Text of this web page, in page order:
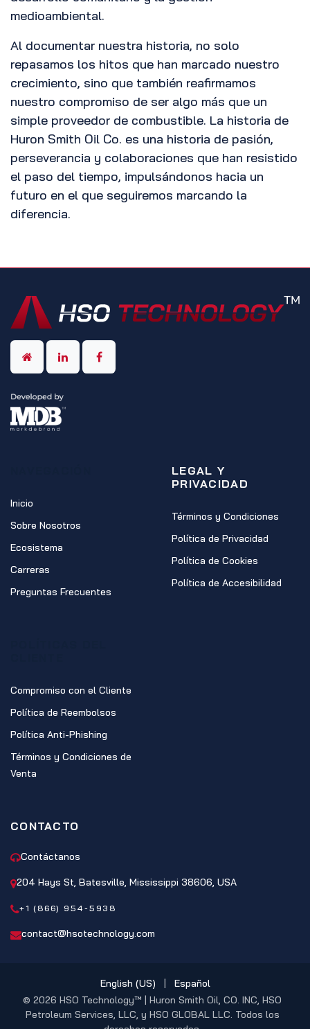
medioambiental.
Al documentar nuestra historia, no solo
repasamos los hitos que han marcado nuestro
crecimiento, sino que también reafirmamos
nuestro compromiso de ser algo más que un
simple proveedor de combustible. La historia de
Huron Smith Oil Co. es una historia de pasión,
perseverancia y colaboraciones que han resistido
el paso del tiempo, impulsándonos hacia un
futuro en el que seguiremos marcando la
diferencia.
Inicio
Sobre Nosotros
Ecosistema
Carreras
Preguntas Frecuentes
LEGAL Y
PRIVACIDAD
Términos y Condiciones
Política de Privacidad
Política de Cookies
Política de Accesibilidad
Compromiso con el Cliente
Política de Reembolsos
Política Anti-Phishing
Términos y Condiciones de
Venta
CONTACTO
Contáctanos
204 Hays St, Batesville, Mississippi 38606, USA
+1 (866) 954-5938
contact@hsotechnology.com
© 2026 HSO Technology™ | Huron Smith Oil, CO. INC, HSO
Petroleum Services, LLC, y HSO GLOBAL LLC. Todos los
English (US) | Español